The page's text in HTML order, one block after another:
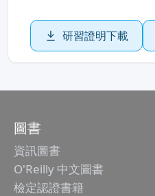
研習證明下載
圖書
資訊圖書
O'Reilly 中文圖書
檢定認證書籍